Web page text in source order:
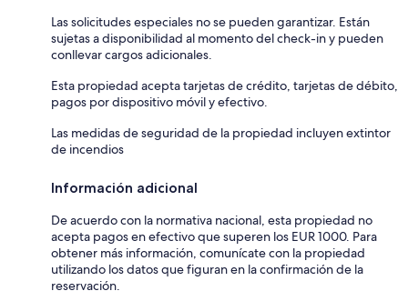
Las solicitudes especiales no se pueden garantizar. Están
sujetas a disponibilidad al momento del check-in y pueden
conllevar cargos adicionales.
Esta propiedad acepta tarjetas de crédito, tarjetas de débito,
pagos por dispositivo móvil y efectivo.
Las medidas de seguridad de la propiedad incluyen extintor
de incendios
Información adicional
De acuerdo con la normativa nacional, esta propiedad no
acepta pagos en efectivo que superen los EUR 1000. Para
obtener más información, comunícate con la propiedad
utilizando los datos que figuran en la confirmación de la
reservación.